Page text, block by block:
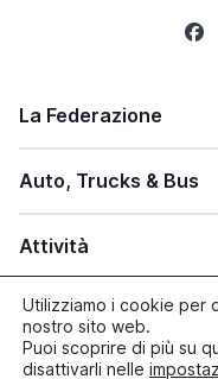
La Federazione
Auto, Trucks & Bus
Attività
Altre info
Utilizziamo i cookie per
nostro sito web.
Puoi scoprire di più su
disattivarli nelle